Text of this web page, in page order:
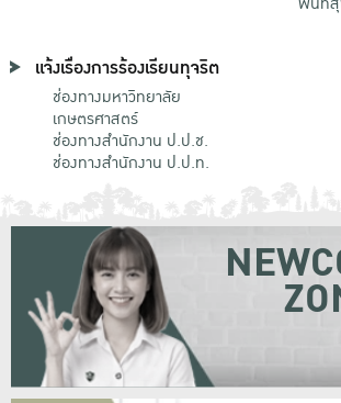
แจ้งเรื่องการร้องเรียนทุจริต
ช่องทางมหาวิทยาลัย
เกษตรศาสตร์
ช่องทางสำนักงาน ป.ป.ช.
ช่องทางสำนักงาน ป.ป.ท.